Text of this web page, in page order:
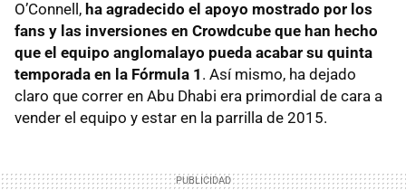
O’Connell, ha agradecido el apoyo mostrado por los
fans y las inversiones en Crowdcube que han hecho
que el equipo anglomalayo pueda acabar su quinta
temporada en la Fórmula 1 . Así mismo, ha dejado
claro que correr en Abu Dhabi era primordial de cara a
vender el equipo y estar en la parrilla de 2015.